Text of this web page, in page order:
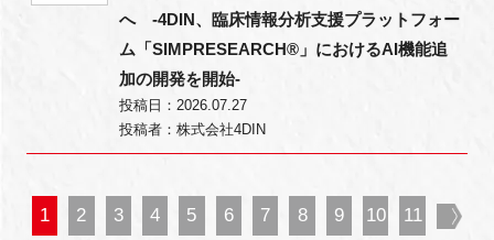
へ -4DIN、臨床情報分析支援プラットフォー
ム「SIMPRESEARCH®」におけるAI機能追
加の開発を開始-
投稿日：2026.07.27
投稿者：株式会社4DIN
1 2 3 4 5 6 7 8 9 10 11